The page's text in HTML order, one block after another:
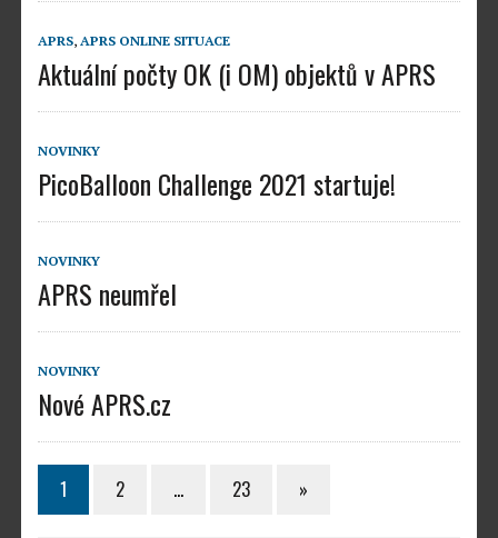
APRS, APRS ONLINE SITUACE
Aktuální počty OK (i OM) objektů v APRS
NOVINKY
PicoBalloon Challenge 2021 startuje!
NOVINKY
APRS neumřel
NOVINKY
Nové APRS.cz
1 2 … 23 »